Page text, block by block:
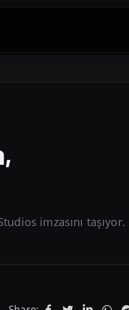
imzasını taşıyor.